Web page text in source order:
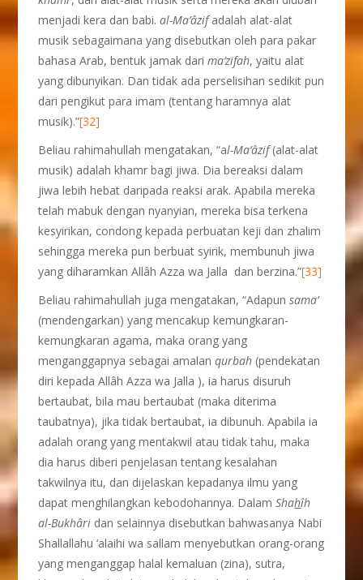
menjadi kera dan babi.al-Ma’âzifadalah alat-alat
musik sebagaimana yang disebutkan oleh para pakar
bahasa Arab, bentuk jamak darima’zifah, yaitu alat
yang dibunyikan. Dan tidak ada perselisihan sedikit pun
dari pengikut para imam (tentang haramnya alat
musik).”[32]
Beliau rahimahullah mengatakan, “al-Ma’âzif(alat-alat
musik) adalah khamr bagi jiwa. Dia bereaksi dalam
jiwa lebih hebat daripada reaksi arak. Apabila mereka
telah mabuk dengan nyanyian, mereka bisa terkena
kesyirikan, condong kepada perbuatan keji dan zhalim
sehingga mereka pun berbuat syirik, membunuh jiwa
yang diharamkan Allâh Azza wa Jalla dan berzina.”[33]
Beliau rahimahullah juga mengatakan, “Adapunsama’
(mendengarkan) yang mencakup kemungkaran-
kemungkaran agama, maka orang yang
menganggapnya sebagai amalanqurbah (pendekatan
diri kepada Allâh Azza wa Jalla ), ia harus disuruh
bertaubat, bila mau bertaubat (maka diterima
taubatnya), jika tidak bertaubat, ia dibunuh. Apabila ia
adalah orang yang mentakwil atau tidak tahu, maka
dia harus diberi penjelasan tentang kesalahan
takwilnya itu, dan dijelaskan kepadanya ilmu yang
dapat menghilangkan kebodohannya. DalamShahîh
al-Bukhâri dan selainnya disebutkan bahwasanya Nabi
Shallallahu ‘alaihi wa sallam menyebutkan orang-orang
yang menganggap halal kemaluan (zina), sutra,